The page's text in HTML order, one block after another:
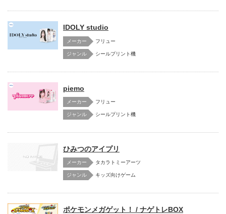
IDOLY studio
メーカー フリュー
シールプリント機
piemo
メーカー フリュー
シールプリント機
ひみつのアイプリ
メーカー タカラトミーアーツ
キッズ向けゲーム
ポケモンメガゲット！ / ナゲトレBOX